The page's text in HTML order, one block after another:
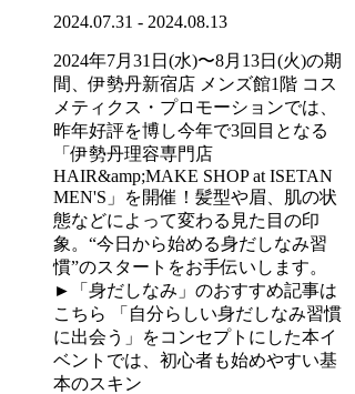
2024.07.31 - 2024.08.13
2024年7月31日(水)〜8月13日(火)の期
間、伊勢丹新宿店 メンズ館1階 コス
メティクス・プロモーションでは、
昨年好評を博し今年で3回目となる
「伊勢丹理容専門店
HAIR&amp;MAKE SHOP at ISETAN
MEN'S」を開催！髪型や眉、肌の状
態などによって変わる見た目の印
象。“今日から始める身だしなみ習
慣”のスタートをお手伝いします。
►「身だしなみ」のおすすめ記事は
こちら 「自分らしい身だしなみ習慣
に出会う」をコンセプトにした本イ
ベントでは、初心者も始めやすい基
本のスキン